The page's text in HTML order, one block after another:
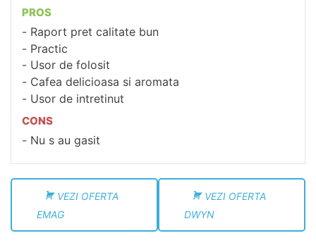
PROS
Raport pret calitate bun
Practic
Usor de folosit
Cafea delicioasa si aromata
Usor de intretinut
CONS
Nu s au gasit
VEZI OFERTA
EMAG
VEZI OFERTA
DWYN